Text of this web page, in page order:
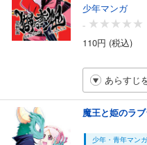
少年マンガ
-
110円 (税込)
あらすじ
魔王と姫のラ
少年・青年マンガ